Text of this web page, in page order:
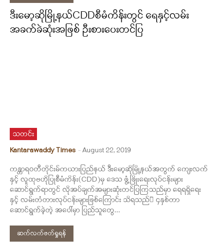
ဒီးမော့ဆိုမြို့နယ်CDDစီမံကိန်းတွင် ရေနှင့်လမ်း
အခက်ခဲဆုံးအဖြစ် ဦးစားပေးတင်ပြ
သတင်း
Kantarawaddy Times -August 22, 2019
ကန္တာရဝတီတိုင်းမ်ကယားပြည်နယ် ဒီးမော့ဆိုမြို့နယ်အတွက် ကျေးလက်
နှင့် လူထုဗဟိုပြုစီမံကိန်း(CDD)မှ ဒေသ ဖွံ့ဖြိုးရေးလုပ်ငန်းများ
ဆောင်ရွက်ရာတွင် လိုအပ်ချက်အများဆုံးတင်ပြကြသည်မှာ ရေရရှိရေး
နှင့် လမ်းတံတားလုပ်ငန်းများဖြစ်ကြောင်း သိရသည်။̏ ၄နှစ်တာ
ဆောင်ရွက်ခဲ့တဲ့ အပေါ်မှာ ပြည်သူတွေ...
ဆက်လက်ဖတ်ရှုရန်